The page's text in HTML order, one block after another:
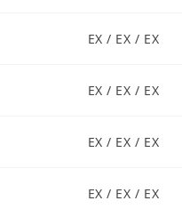
EX / EX / EX
EX / EX / EX
EX / EX / EX
EX / EX / EX